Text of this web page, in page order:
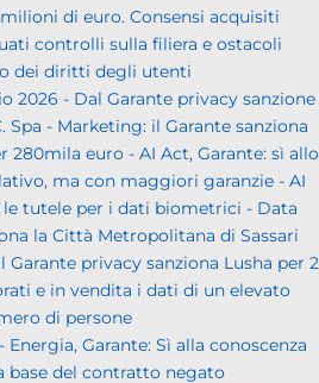
di euro. Consensi acquisiti
controlli sulla filiera e ostacoli
dei diritti degli utenti
2026 - Dal Garante privacy sanzione
Spa - Marketing: il Garante sanziona
280mila euro - AI Act, Garante: sì allo
ma con maggiori garanzie - AI
le tutele per i dati biometrici - Data
la Città Metropolitana di Sassari
Garante privacy sanziona Lusha per 2
e in vendita i dati di un elevato
di persone
Energia, Garante: Sì alla conoscenza
base del contratto negato